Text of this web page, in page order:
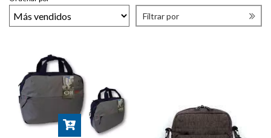
Filtrar por